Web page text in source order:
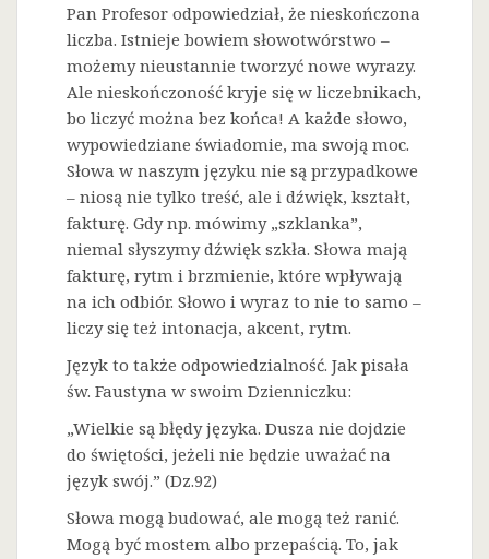
Pan Profesor odpowiedział, że nieskończona
liczba. Istnieje bowiem słowotwórstwo –
możemy nieustannie tworzyć nowe wyrazy.
Ale nieskończoność kryje się w liczebnikach,
bo liczyć można bez końca! A każde słowo,
wypowiedziane świadomie, ma swoją moc.
Słowa w naszym języku nie są przypadkowe
– niosą nie tylko treść, ale i dźwięk, kształt,
fakturę. Gdy np. mówimy „szklanka”,
niemal słyszymy dźwięk szkła. Słowa mają
fakturę, rytm i brzmienie, które wpływają
na ich odbiór. Słowo i wyraz to nie to samo –
liczy się też intonacja, akcent, rytm.
Język to także odpowiedzialność. Jak pisała
św. Faustyna w swoim Dzienniczku:
„Wielkie są błędy języka. Dusza nie dojdzie
do świętości, jeżeli nie będzie uważać na
język swój.” (Dz.92)
Słowa mogą budować, ale mogą też ranić.
Mogą być mostem albo przepaścią. To, jak